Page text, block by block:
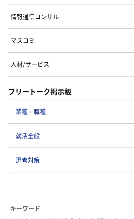
情報通信コンサル
マスコミ
人材/サービス
フリートーク掲示板
業種・職種
就活全般
選考対策
キーワード